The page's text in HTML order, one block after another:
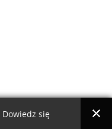
Dowiedz się